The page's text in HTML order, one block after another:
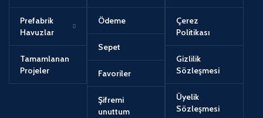
Prefabrik
Havuzlar
Tamamlanan
Projeler
Ödeme
Sepet
Favoriler
Şifremi
unuttum
Çerez
Politikası
Gizlilik
Sözleşmesi
Üyelik
Sözleşmesi